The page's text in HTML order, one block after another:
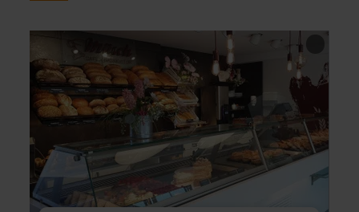
plus
sur
Bäckerei
Müsch
en
plus
sur
Haus